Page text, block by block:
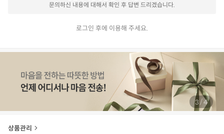
문의하신 내용에 대해서 확인 후 답변 드리겠습니다.
로그인 후에 이용해 주세요.
3 /4
상품관리